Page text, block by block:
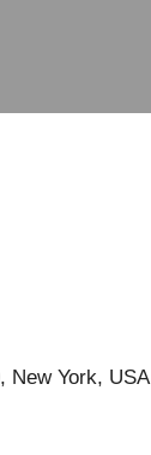
New York, USA